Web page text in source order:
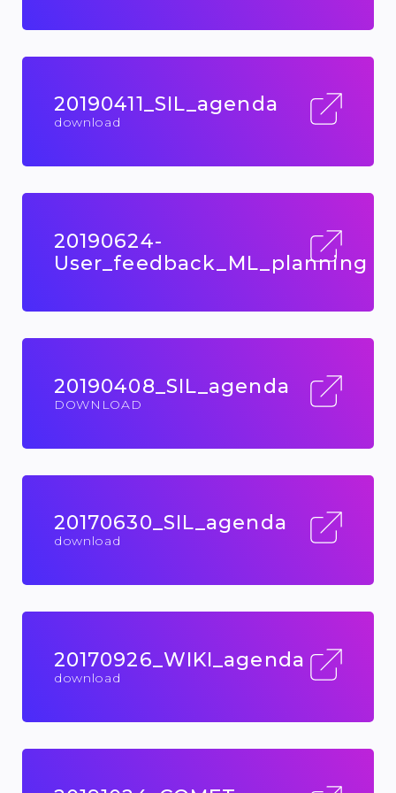
20190411_SIL_agenda
download
20190624-
User_feedback_ML_planning
20190408_SIL_agenda
DOWNLOAD
20170630_SIL_agenda
download
20170926_WIKI_agenda
download